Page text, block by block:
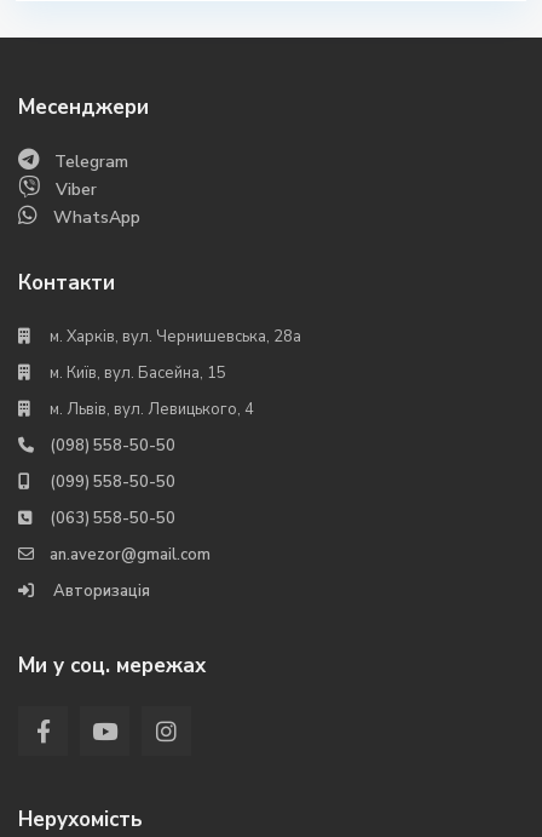
Месенджери
Telegram
Viber
WhatsApp
Контакти
м. Харків, вул. Чернишевська, 28а
м. Київ, вул. Басейна, 15
м. Львів, вул. Левицького, 4
(098) 558-50-50
(099) 558-50-50
(063) 558-50-50
an.avezor@gmail.com
Авторизація
Ми у соц. мережах
Нерухомість